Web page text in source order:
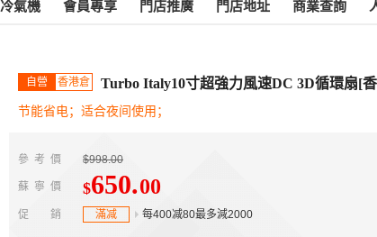
冷氣機 會員專享 門店推廣 門店地址 商業查詢
自營 香港倉 Turbo Italy10寸超強力風速DC 3D循環扇[
节能省电；适合夜间使用；
參考價 $998.00
蘇寧價 $650.00
促銷 滿减 每400减80最多減2000